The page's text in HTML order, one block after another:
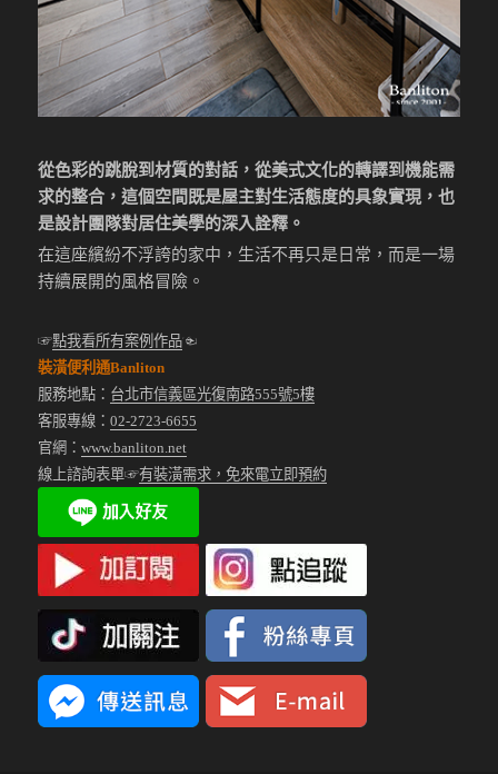
從色彩的跳脫到材質的對話，從美式文化的轉譯到機能需
求的整合，這個空間既是屋主對生活態度的具象實現，也
是設計團隊對居住美學的深入詮釋。
在這座繽紛不浮誇的家中，生活不再只是日常，而是一場
持續展開的風格冒險。
☞點我看所有案例作品☜
裝潢便利通Banliton
服務地點： 台北市信義區光復南路555號5樓
客服專線：02-2723-6655
官網：www.banliton.net
線上諮詢表單☞有裝潢需求，免來電立即預約